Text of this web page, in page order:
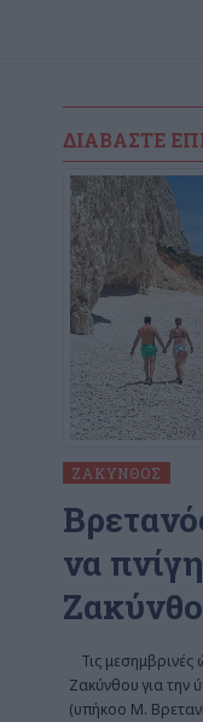
ΔΙΑΒΆΣΤΕ
ΖΆΚΥΝΘΟΣ
να
Τις
Ζακύνθου για την
(υπήκοο Μ.